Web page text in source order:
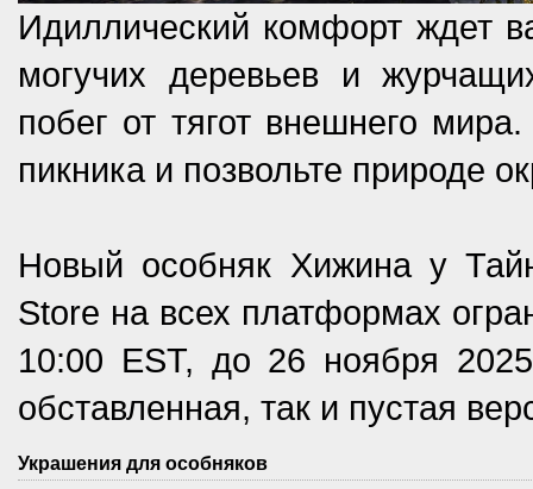
Идиллический комфорт ждет
могучих деревьев и
побег от тягот внешнего
пикника и позвольте природе
Новый особняк Хижина у
Store на всех платформах
10:00 EST, до 26 ноября
обставленная, так и пустая
Украшения для особняков